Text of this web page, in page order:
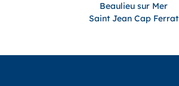
Beaulieu sur Mer
Saint Jean Cap Ferrat